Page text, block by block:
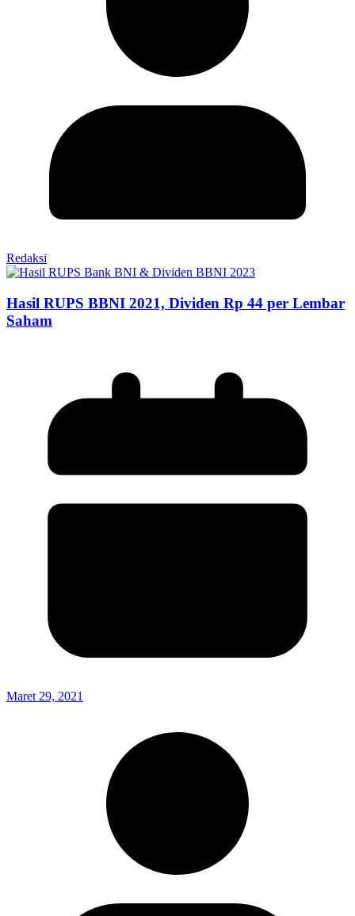
Redaksi
Hasil RUPS BBNI 2021, Dividen Rp 44 per Lembar
Saham
Maret 29, 2021